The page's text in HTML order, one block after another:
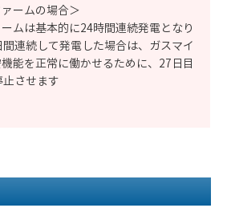
ームの場合＞
ムは基本的に24時間連続発電となり
連続して発電した場合は、ガスマイ
能を正常に働かせるために、27日目
させます